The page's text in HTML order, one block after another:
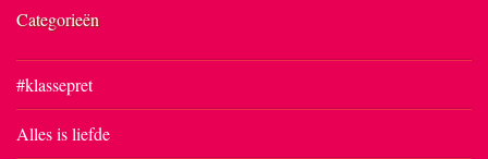
Categorieën
#klassepret
Alles is liefde